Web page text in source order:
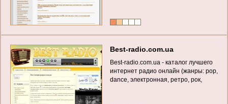
Best-radio.com.ua
Best-radio.com.ua - каталог лучшего
интернет радио онлайн (жанры: pop,
dance, электронная, ретро, рок,